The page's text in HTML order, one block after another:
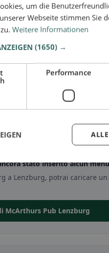
stato inserito alcun menu
a Lenzburg, potrai caricare
McArthurs Pub Lenzburg
um die
Webseite stimmen Sie
Weitere Informationen
(1650) →
Performance